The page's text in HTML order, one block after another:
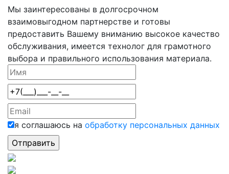
Мы заинтересованы в долгосрочном
взаимовыгодном партнерстве и готовы
предоставить Вашему вниманию высокое качество
обслуживания, имеется технолог для грамотного
выбора и правильного использования материала.
я соглашаюсь на обработку персональных данных